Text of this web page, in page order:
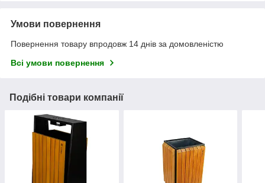
Умови повернення
Повернення товару впродовж 14 днів за домовленістю
Всі умови повернення
Подібні товари компанії